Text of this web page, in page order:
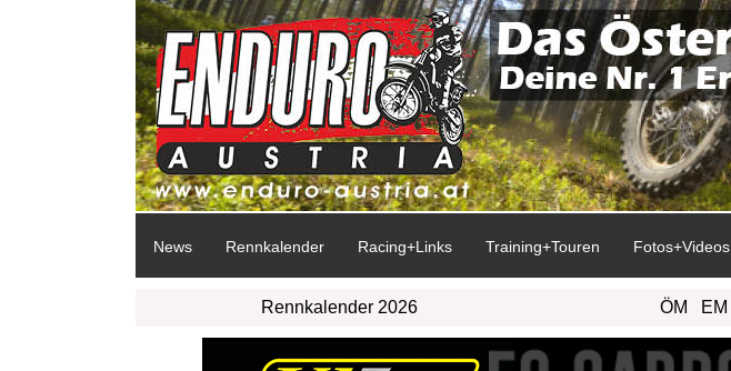
News Rennkalender Racing+Links Training+Touren Fotos+Videos
Rennkalender 2026 ÖM EM